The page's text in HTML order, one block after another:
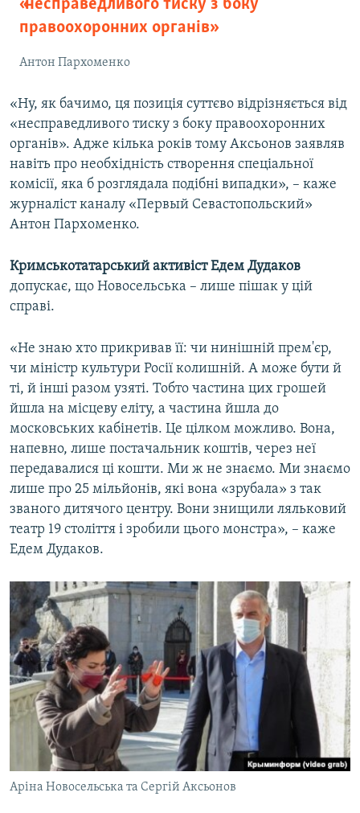
«несправедливого тиску з боку
правоохоронних органів»
Антон Пархоменко
«Ну, як бачимо, ця позиція суттєво відрізняється від
«несправедливого тиску з боку правоохоронних
органів». Адже кілька років тому Аксьонов заявляв
навіть про необхідність створення спеціальної
комісії, яка б розглядала подібні випадки», – каже
журналіст каналу «Первый Севастопольский»
Антон Пархоменко.
Кримськотатарський активіст Едем Дудаков
допускає, що Новосельська – лише пішак у цій
справі.
«Не знаю хто прикривав її: чи нинішній прем'єр,
чи міністр культури Росії колишній. А може бути й
ті, й інші разом узяті. Тобто частина цих грошей
йшла на місцеву еліту, а частина йшла до
московських кабінетів. Це цілком можливо. Вона,
напевно, лише постачальник коштів, через неї
передавалися ці кошти. Ми ж не знаємо. Ми знаємо
лише про 25 мільйонів, які вона «зрубала» з так
званого дитячого центру. Вони знищили ляльковий
театр 19 століття і зробили цього монстра», – каже
Едем Дудаков.
Аріна Новосельська та Сергій Аксьонов